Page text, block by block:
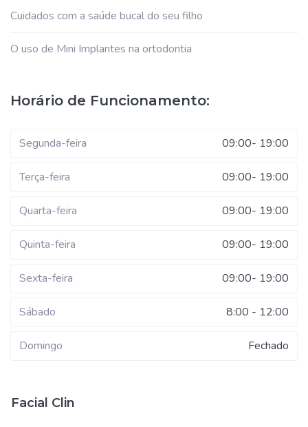
Cuidados com a saúde bucal do seu filho
O uso de Mini Implantes na ortodontia
Horário de Funcionamento:
Segunda-feira 09:00- 19:00
Terça-feira 09:00- 19:00
Quarta-feira 09:00- 19:00
Quinta-feira 09:00- 19:00
Sexta-feira 09:00- 19:00
Sábado 8:00 - 12:00
Domingo Fechado
Facial Clin